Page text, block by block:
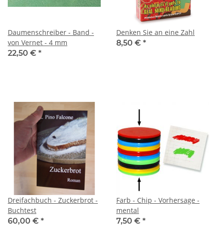
Daumenschreiber - Band -
von Vernet - 4 mm
22,50 € *
Denken Sie an eine Zahl
8,50 € *
Dreifachbuch - Zuckerbrot -
Buchtest
60,00 € *
Farb - Chip - Vorhersage -
mental
7,50 € *